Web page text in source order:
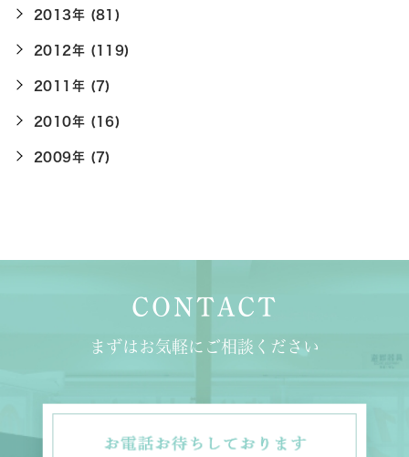
2013年 (81)
2012年 (119)
2011年 (7)
2010年 (16)
2009年 (7)
CONTACT
まずはお気軽にご相談ください